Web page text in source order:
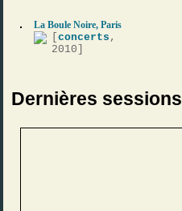
La Boule Noire, Paris
[concerts ,
2010]
Dernières sessions